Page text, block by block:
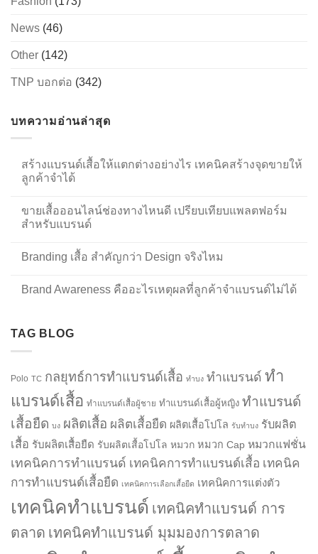
News (46)
Other (142)
TNP บอกต่อ (342)
บทความอ่านล่าสุด
สร้างแบรนด์เสื้อให้แตกต่างอย่างไร เทคนิคสร้างจุดขายให้
ลูกค้าจำได้
ขายเสื้อออนไลน์ช่องทางไหนดี เปรียบเทียบแพลตฟอร์ม
สำหรับแบรนด์
Branding เสื้อ สำคัญกว่า Design จริงไหม
Brand Awareness คืออะไรเหตุผลที่ลูกค้าจำแบรนด์ไม่ได้
TAG BLOG
Polo TC กลยุทธ์การทำแบรนด์เสื้อ ทำบง ทำแบรนด์ ทำ
แบรนด์เสื้อ ทำแบรนด์เสื้อผู้ชาย ทำแบรนด์เสื้อผู้หญิง ทำแบรนด์
เสื้อยืด บง ผลิตเสื้อ ผลิตเสื้อยืด ผลิตเสื้อโปโล รับทำบง รับผลิต
เสื้อ รับผลิตเสื้อยืด รับผลิตเสื้อโปโล หมวก หมวก Cap หมวกแฟชั่น
เทคนิคการทำแบรนด์ เทคนิคการทำแบรนด์เสื้อ เทคนิค
การทำแบรนด์เสื้อยืด เทคนิคการเลือกเสื้อยืด เทคนิคการแต่งตัว
เทคนิคทำแบรนด์ เทคนิคทำแบรนด์ การ
ตลาด เทคนิคทำแบรนด์ มุมมองการตลาด